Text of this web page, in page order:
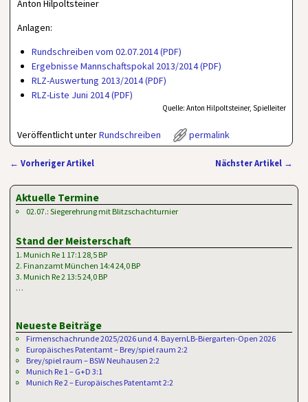
Anton Hilpoltsteiner
Anlagen:
Rundschreiben vom 02.07.2014 (PDF)
Ergebnisse Mannschaftspokal 2013/2014 (PDF)
RLZ-Auswertung 2013/2014 (PDF)
RLZ-Liste Juni 2014 (PDF)
Quelle: Anton Hilpoltsteiner, Spielleiter
Veröffentlicht unterRundschreiben permalink
← Vorheriger Artikel Nächster Artikel →
Aktuelle Termine
02.07.: Siegerehrung mit Blitzschachturnier
Stand der Meisterschaft
1. Munich Re 1 17:1 28,5 BP
2. Finanzamt München 14:4 24,0 BP
3. Munich Re 2 13:5 24,0 BP
…
Neueste Beiträge
Firmenschachrunde 2025/2026 und 4. BayernLB-Biergarten-Open 2026
Europäisches Patentamt – Brey/spiel raum 2:2
Brey/spiel raum – BSW Neuhausen 2:2
Munich Re 1 – G+D 3:1
Munich Re 2 – Europäisches Patentamt 2:2